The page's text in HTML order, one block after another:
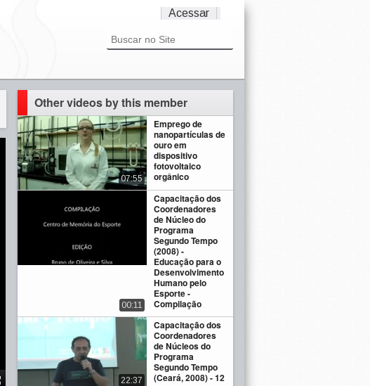
Acessar
Other videos by this member
Emprego de
nanopartículas de
ouro em
dispositivo
fotovoltaico
orgânico
07:55
Capacitação dos
Coordenadores
de Núcleo do
Programa
Segundo Tempo
(2008) -
Educação para o
Desenvolvimento
Humano pelo
Esporte -
Compilação
00:11
Capacitação dos
Coordenadores
de Núcleos do
Programa
Segundo Tempo
(Ceará, 2008) - 12
22:37